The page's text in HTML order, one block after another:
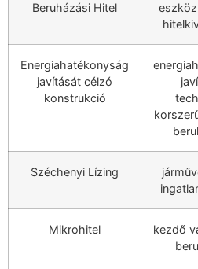
Beruházási Hitel
Energiahatékonyság
javítását célzó
konstrukció
Széchenyi Lízing
Mikrohitel
kezdő